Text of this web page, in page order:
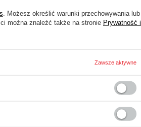
. Możesz określić warunki przechowywania lub
można znaleźć także na stronie Prywatność i
Zawsze aktywne